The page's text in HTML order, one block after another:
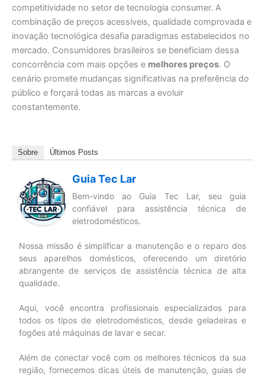
competitividade no setor de tecnologia consumer. A
combinação de preços acessíveis, qualidade comprovada e
inovação tecnológica desafia paradigmas estabelecidos no
mercado. Consumidores brasileiros se beneficiam dessa
concorrência com mais opções e melhores preços. O
cenário promete mudanças significativas na preferência do
público e forçará todas as marcas a evoluir
constantemente.
Sobre Últimos Posts
Guia Tec Lar
Bem-vindo ao Guia Tec Lar, seu guia
confiável para assistência técnica de
eletrodomésticos.
Nossa missão é simplificar a manutenção e o reparo dos
seus aparelhos domésticos, oferecendo um diretório
abrangente de serviços de assistência técnica de alta
qualidade.
Aqui, você encontra profissionais especializados para
todos os tipos de eletrodomésticos, desde geladeiras e
fogões até máquinas de lavar e secar.
Além de conectar você com os melhores técnicos da sua
região, fornecemos dicas úteis de manutenção, guias de